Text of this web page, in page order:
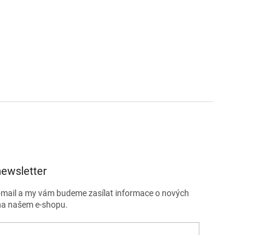
a my vám budeme zasílat informace o nových
našem e-shopu.